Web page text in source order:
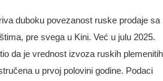
duboku povezanost ruske prodaje sa
pre svega u Kini. Već u julu 2025.
da je vrednost izvoza ruskih plemenitih
u prvoj polovini godine. Podaci